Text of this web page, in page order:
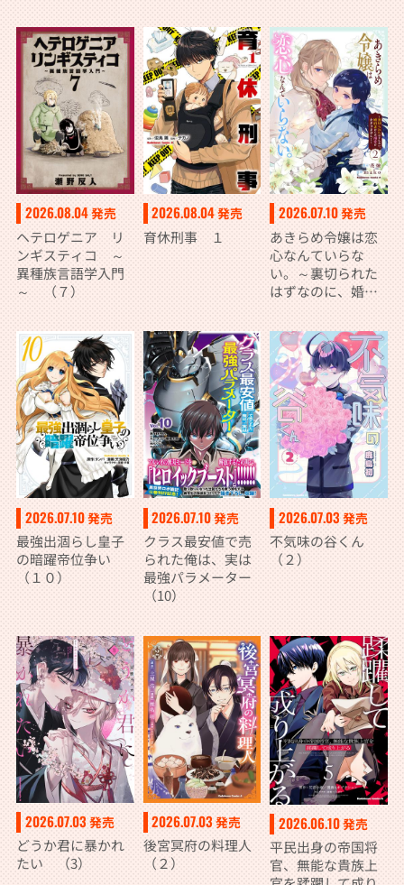
2026.08.04発売
ヘテロゲニア リ
ンギスティコ ～
異種族言語学入門
～ （７）
2026.08.04発売
育休刑事 １
2026.07.10発売
あきらめ令嬢は恋
心なんていらな
い。～裏切られた
はずなのに、婚約
まりません！～
（２）
2026.07.10発売
最強出涸らし皇子
の暗躍帝位争い
（１０）
2026.07.10発売
クラス最安値で売
られた俺は、実は
最強パラメーター
（10）
2026.07.03 発売
不気味の谷くん
（２）
2026.07.03 発売
どうか君に暴かれ
たい （3）
2026.07.03 発売
後宮冥府の料理人
（２）
2026.06.10発売
平民出身の帝国将
官、無能な貴族上